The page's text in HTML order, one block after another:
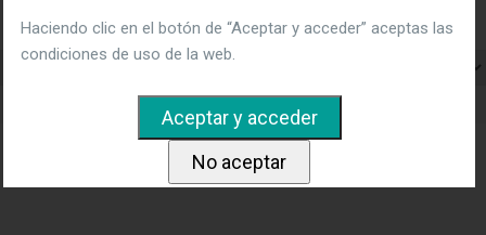
Directivos de Enfermería
Home vocal-cataluna-concepcio-c
Haciendo clic en el botón de “Aceptar y acceder” aceptas las
condiciones de uso de la web.